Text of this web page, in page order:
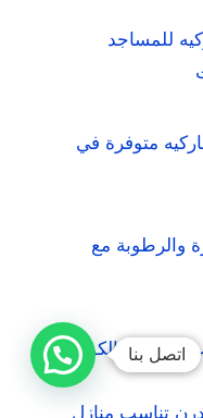
للمساجد
متوفرة في
والرطوبة مع
بالكويت
مودرن تناسب منازل
اتصل بنا